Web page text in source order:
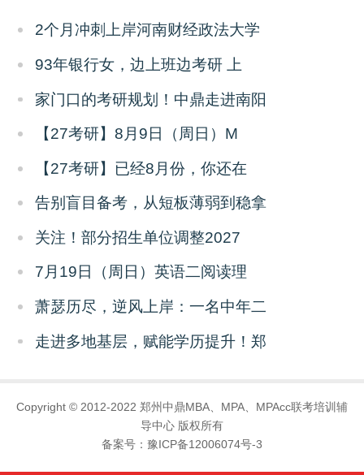
2个月冲刺上岸河南财经政法大学
93年银行女，边上班边考研 上
家门口的考研规划！中鼎走进南阳
【27考研】8月9日（周日）M
【27考研】已经8月份，你还在
告别盲目备考，从短板薄弱到稳拿
关注！部分招生单位调整2027
7月19日（周日）英语二阅读理
萧瑟历尽，逆风上岸：一名中年二
走进多地基层，赋能学历提升！郑
Copyright © 2012-2022 郑州中鼎MBA、MPA、MPAcc联考培训辅
导中心 版权所有
备案号： 豫ICP备12006074号-3